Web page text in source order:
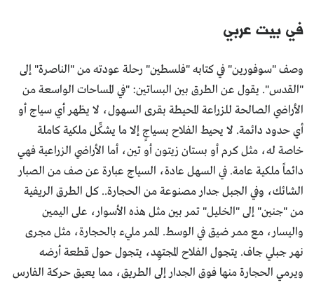
في بيت عربي
وصف "سوفورين" في كتابه "فلسطين" رحلة عودته من "الناصرة" إلى
"القدس". يقول عن الطرق بين البساتين: "في المساحات الواسعة من
الأراضي الصالحة للزراعة المحيطة بقرى السهول، لا يظهر أي سياج أو
أي حدود دائمة. لا يحيط الفلاح بسياجٍ إلا ما يشكِّل ملكية كاملة
خاصة له، مثل كرم أو بستان زيتون أو تين، أما الأراضي الزراعية فهي
دائماً ملكية عامة. في السهل عادة، السياج عبارة عن صف من الصبار
الشائك، وفي الجبل جدار مصنوعة من الحجارة.. كل الطرق الريفية
من "جنين" إلى "الخليل" تمر بين مثل هذه الأسوار، على اليمين
واليسار، مع ممر ضيق في الوسط. الممر مليء بالحجارة، مثل مجرى
نهر جبلي جاف. يتجول الفلاح المجتهِد، يتجول حول قطعة أرضه
ويرمي الحجارة منها فوق الجدار إلى الطريق، مما يعيق حركة الفارس